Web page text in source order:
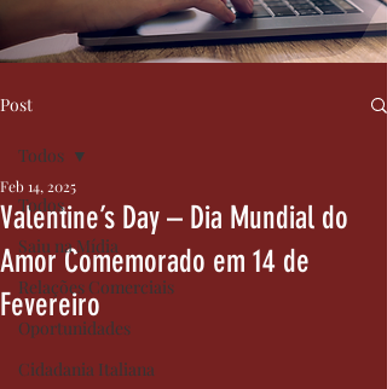
Post
Todos
Saiu na Mídia
Relações Comerciais
Oportunidades
Cidadania Italiana
Todos
Valentine’s Day – Dia Mundial do
Amor Comemorado em 14 de
Fevereiro
Feb 14, 2025